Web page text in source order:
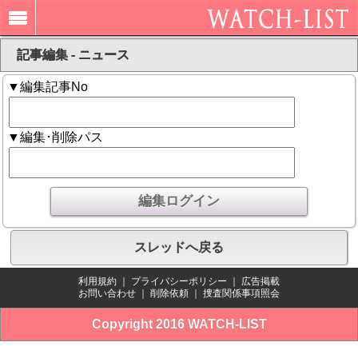
記事編集 - ニュース
▼編集記事No
▼編集･削除パス
スレッドへ戻る
利用規約 プライバシーポリシー
広告掲載
お問い合わせ
削除依頼 捜査関係事項照会
Copyright 2016 WATCH-LIST